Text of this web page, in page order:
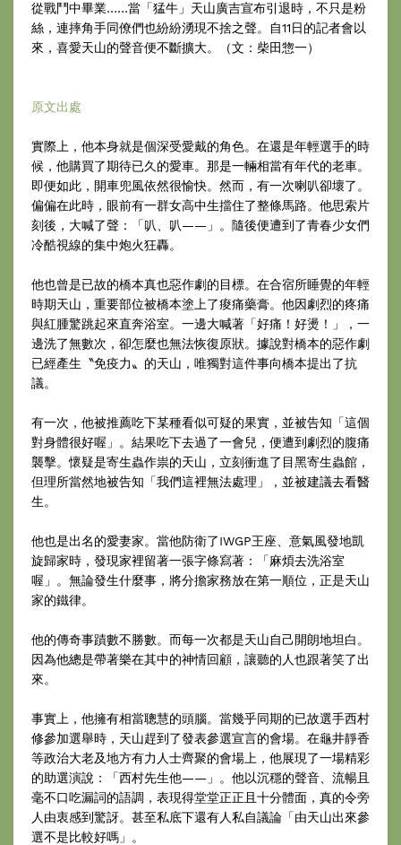
從戰鬥中畢業……當「猛牛」天山廣吉宣布引退時，不只是粉
絲，連摔角手同僚們也紛紛湧現不捨之聲。自11日的記者會以
來，喜愛天山的聲音便不斷擴大。（文：柴田惣一）
原文出處
實際上，他本身就是個深受愛戴的角色。在還是年輕選手的時
候，他購買了期待已久的愛車。那是一輛相當有年代的老車。
即便如此，開車兜風依然很愉快。然而，有一次喇叭卻壞了。
偏偏在此時，眼前有一群女高中生擋住了整條馬路。他思索片
刻後，大喊了聲：「叭、叭——」。隨後便遭到了青春少女們
冷酷視線的集中炮火狂轟。
他也曾是已故的橋本真也惡作劇的目標。在合宿所睡覺的年輕
時期天山，重要部位被橋本塗上了痠痛藥膏。他因劇烈的疼痛
與紅腫驚跳起來直奔浴室。一邊大喊著「好痛！好燙！」，一
邊洗了無數次，卻怎麼也無法恢復原狀。據說對橋本的惡作劇
已經產生〝免疫力〟的天山，唯獨對這件事向橋本提出了抗
議。
有一次，他被推薦吃下某種看似可疑的果實，並被告知「這個
對身體很好喔」。結果吃下去過了一會兒，便遭到劇烈的腹痛
襲擊。懷疑是寄生蟲作祟的天山，立刻衝進了目黑寄生蟲館，
但理所當然地被告知「我們這裡無法處理」，並被建議去看醫
生。
他也是出名的愛妻家。當他防衛了IWGP王座、意氣風發地凱
旋歸家時，發現家裡留著一張字條寫著：「麻煩去洗浴室
喔」。無論發生什麼事，將分擔家務放在第一順位，正是天山
家的鐵律。
他的傳奇事蹟數不勝數。而每一次都是天山自己開朗地坦白。
因為他總是帶著樂在其中的神情回顧，讓聽的人也跟著笑了出
來。
事實上，他擁有相當聰慧的頭腦。當幾乎同期的已故選手西村
修參加選舉時，天山趕到了發表參選宣言的會場。在龜井靜香
等政治大老及地方有力人士齊聚的會場上，他展現了一場精彩
的助選演說：「西村先生他——」。他以沉穩的聲音、流暢且
毫不口吃漏詞的語調，表現得堂堂正正且十分體面，真的令旁
人由衷感到驚訝。甚至私底下還有人私自議論「由天山出來參
選不是比較好嗎」。